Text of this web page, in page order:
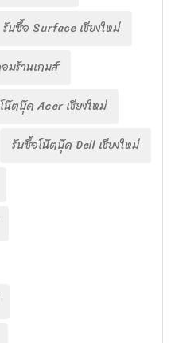
รับซื้อ Surface เชียงใหม่
มร้านเกมส์
น๊ตบุ๊ค Acer เชียงใหม่
รับซื้อโน๊ตบุ๊ค Dell เชียงใหม่